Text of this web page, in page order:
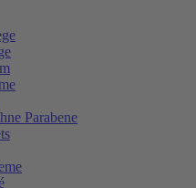
Parabene